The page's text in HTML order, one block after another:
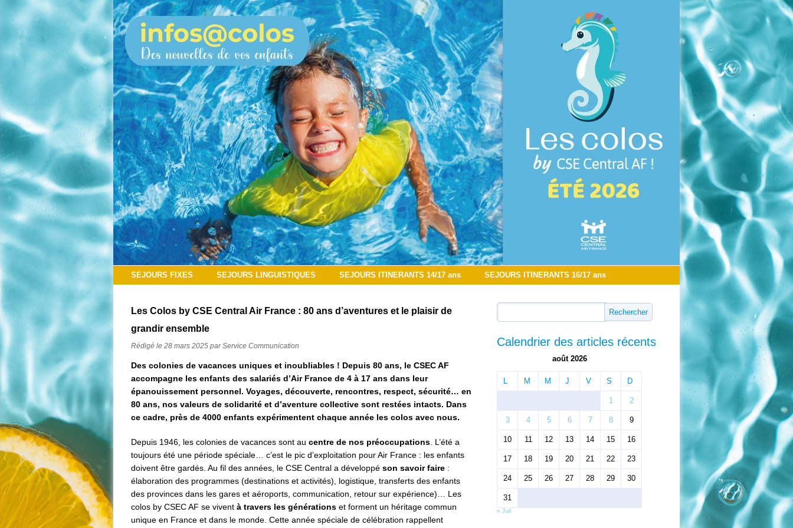
SEJOURS FIXES SEJOURS LINGUISTIQUES SEJOURS ITINERANTS 14/17 ans SEJOURS ITINERANTS 16/17 ans
Les Colos by CSE Central Air France : 80 ans d’aventures et le plaisir de
grandir ensemble
Rédigé le 28 mars 2025 par Service Communication
Des colonies de vacances uniques et inoubliables ! Depuis 80 ans, le CSEC AF
accompagne les enfants des salariés d’Air France de 4 à 17 ans dans leur
épanouissement personnel. Voyages, découverte, rencontres, respect, sécurité… en
80 ans, nos valeurs de solidarité et d’aventure collective sont restées intacts. Dans
ce cadre, près de 4000 enfants expérimentent chaque année les colos avec nous.
Depuis 1946, les colonies de vacances sont au centre de nos préoccupations . L’été a
toujours été une période spéciale… c’est le pic d’exploitation pour Air France : les enfants
doivent être gardés. Au fil des années, le CSE Central a développé son savoir faire :
élaboration des programmes (destinations et activités), logistique, transferts des enfants
des provinces dans les gares et aéroports, communication, retour sur expérience)… Les
colos by CSEC AF se vivent à travers les générations et forment un héritage commun
unique en France et dans le monde. Cette année spéciale de célébration rappellent
Calendrier des articles récents
août 2026
L M M J V S D
1 2
3 4 5 6 7 8 9
10 11 12 13 14 15 16
17 18 19 20 21 22 23
24 25 26 27 28 29 30
31
« Juil